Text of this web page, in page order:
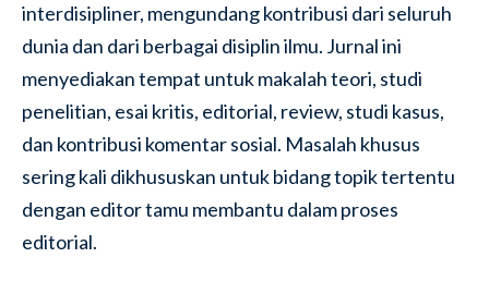
interdisipliner, mengundang kontribusi dari seluruh
dunia dan dari berbagai disiplin ilmu. Jurnal ini
menyediakan tempat untuk makalah teori, studi
penelitian, esai kritis, editorial, review, studi kasus,
dan kontribusi komentar sosial. Masalah khusus
sering kali dikhususkan untuk bidang topik tertentu
dengan editor tamu membantu dalam proses
editorial.